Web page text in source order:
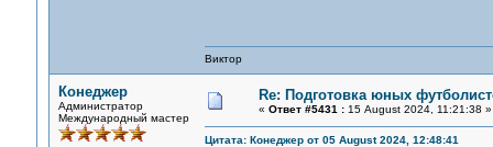
Виктор
Конеджер
Администратор
Международный мастер
Re: Подготовка юных
« Ответ #5431 :15 August 2024, 11:21:38 »
Цитата: Конеджер от 05 August 2024, 12:48:41